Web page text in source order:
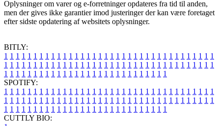
Oplysninger om varer og e-forretninger opdateres fra tid til anden,
men der gives ikke garantier imod justeringer der kan være foretaget
efter sidste opdatering af websitets oplysninger.
BITLY:
1 1 1 1 1 1 1 1 1 1 1 1 1 1 1 1 1 1 1 1 1 1 1 1 1 1 1 1 1 1 1 1 1 1 1 1
1 1 1 1 1 1 1 1 1 1 1 1 1 1 1 1 1 1 1 1 1 1 1 1 1 1 1 1 1 1 1 1 1 1 1 1
1 1 1 1 1 1 1 1 1 1 1 1 1 1 1 1 1 1 1 1 1 1 1 1 1 1 1 1
SPOTIFY:
1 1 1 1 1 1 1 1 1 1 1 1 1 1 1 1 1 1 1 1 1 1 1 1 1 1 1 1 1 1 1 1 1 1 1 1
1 1 1 1 1 1 1 1 1 1 1 1 1 1 1 1 1 1 1 1 1 1 1 1 1 1 1 1 1 1 1 1 1 1 1 1
1 1 1 1 1 1 1 1 1 1 1 1 1 1 1 1 1 1 1 1 1 1 1 1 1 1 1 1
CUTTLY BIO: